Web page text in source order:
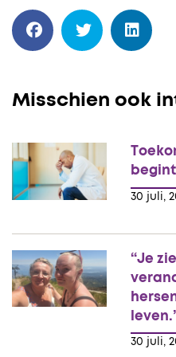
Misschien ook
30 juli,
30 juli,
“Je